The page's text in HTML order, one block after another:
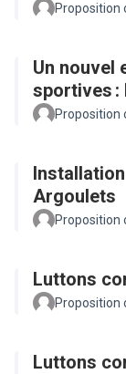
Proposition
Un nouvel
sportives :
Proposition
Argoulets
Proposition
Luttons
Proposition
Luttons